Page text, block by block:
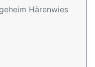
Härenwies